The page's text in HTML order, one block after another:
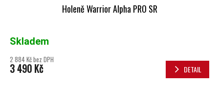
Holeně Warrior Alpha PRO SR
Skladem
2 884 Kč bez DPH
3 490 Kč DETAIL